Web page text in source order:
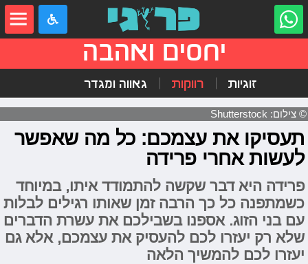
יחסים ואהבה
זוגיות רווקות גאווה ומגדר
© צילום: Shutterstock
תעסיקו את עצמכם: כל מה שאפשר
לעשות אחרי פרידה
פרידה היא דבר שקשה להתמודד איתו, במיוחד
כשמתפנה כל כך הרבה זמן שאותו רגילים לבלות
עם בני הזוג. אספנו בשבילכם את עשרת הדברים
שלא רק יעזרו לכם להעסיק את עצמכם, אלא גם
יעזרו לכם להמשיך הלאה